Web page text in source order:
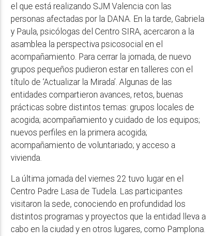
el que está realizando SJM Valencia con las
personas afectadas por la DANA. En la tarde, Gabriela
y Paula, psicólogas del Centro SIRA, acercaron a la
asamblea la perspectiva psicosocial en el
acompañamiento. Para cerrar la jornada, de nuevo
grupos pequeños pudieron estar en talleres con el
título de ‘Actualizar la Mirada’. Algunas de las
entidades compartieron avances, retos, buenas
prácticas sobre distintos temas: grupos locales de
acogida; acompañamiento y cuidado de los equipos;
nuevos perfiles en la primera acogida;
acompañamiento de voluntariado; y acceso a
vivienda.
La última jornada del viernes 22 tuvo lugar en el
Centro Padre Lasa de Tudela. Las participantes
visitaron la sede, conociendo en profundidad los
distintos programas y proyectos que la entidad lleva a
cabo en la ciudad y en otros lugares, como Pamplona.